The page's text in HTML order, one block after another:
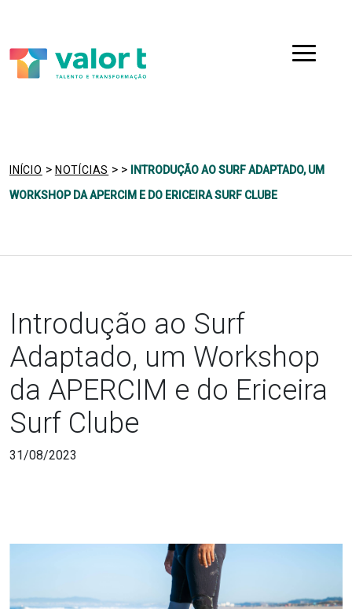
conteúdo
Menu
INÍCIO > NOTÍCIAS > >
INTRODUÇÃO AO SURF ADAPTADO, UM
WORKSHOP DA APERCIM E DO ERICEIRA SURF CLUBE
Introdução ao Surf
Adaptado, um Workshop
da APERCIM e do Ericeira
Surf Clube
31/08/2023